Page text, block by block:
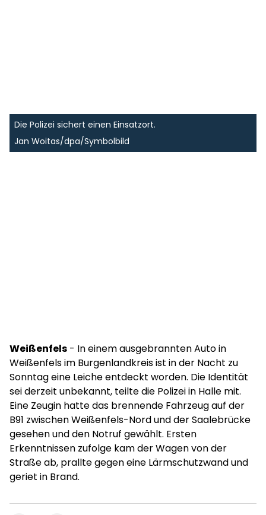
Die Polizei sichert einen Einsatzort.
Jan Woitas/dpa/Symbolbild
Weißenfels - In einem ausgebrannten Auto in
Weißenfels im Burgenlandkreis ist in der Nacht zu
Sonntag eine Leiche entdeckt worden. Die Identität
sei derzeit unbekannt, teilte die Polizei in Halle mit.
Eine Zeugin hatte das brennende Fahrzeug auf der
B91 zwischen Weißenfels-Nord und der Saalebrücke
gesehen und den Notruf gewählt. Ersten
Erkenntnissen zufolge kam der Wagen von der
Straße ab, prallte gegen eine Lärmschutzwand und
geriet in Brand.